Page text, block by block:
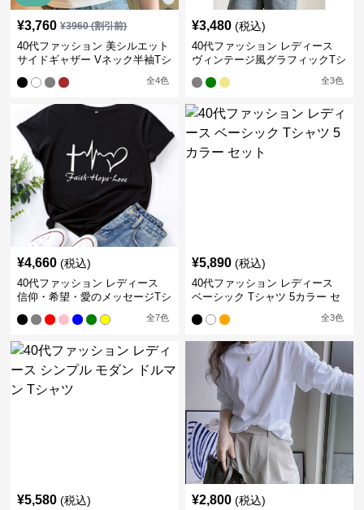
¥3,760 ¥3960(割引前)
40代ファッション 美シルエット
サイドギャザー Vネック半袖Tシ
全4色
¥3,480 (税込)
40代ファッション レディース
ヴィンテージ風グラフィックTシ
全3色
¥4,660 (税込)
40代ファッション レディース
信仰・希望・愛のメッセージTシ
全7色
¥5,890 (税込)
40代ファッション レディース
ベーシック Tシャツ 5カラー セ
全3色
¥5,580 (税込) ¥2,800 (税込)